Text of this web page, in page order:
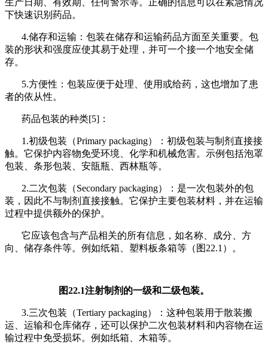
生产日期、有效期、任何警示等。正确的信息可以在紧急情况
下快速识别药品。
4.储存和运输：包装在储存和运输药品方面至关重要。包
装的形状和强度应使其易于处理，并可一个接一个地安全储
存。
5.方便性：包装应便于处理、使用或给药，这也增加了患
者的依从性。
药品包装的种类[5]：
1.初级包装 （Primary packaging） ：初级包装与制剂 直接接
触。它保护内容物免受环境、化学和机械危害。示例包括泡罩
包装 、条形包装 、安瓿瓶 西林瓶等。
2.二次包装 （Secondary packaging）
：是一次包装外的包
装，因此不与制剂 直接接触。它保护主要包装材料，并在运输
过程中提供额外的保护。
它应该包含与产品相关的所有信息，如名称、成分、方
向、储存条件等。例如纸箱、塑料板条箱等（图22.1）。
图22.1注射制剂的一级和二级包装。
3.三次包装 （Tertiary packaging）
：这种包装用于散装搬
运、运输和仓库储存，还可以保护二次包装材料和内容物在运
输过程中免受损坏。例如纸箱、木箱等。